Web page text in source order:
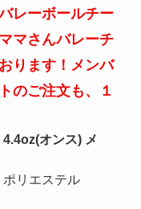
レーボールチー
マさんバレーチ
ります！メンバ
のご注文も、１
4.4oz(オンス) メ
リエステル